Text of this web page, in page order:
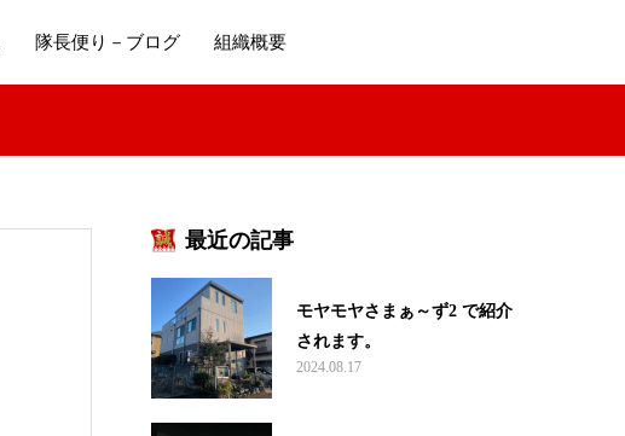
隊長便り－ブログ 組織概要
最近の記事
モヤモヤさまぁ～ず2 で紹介
されます。
2024.08.17